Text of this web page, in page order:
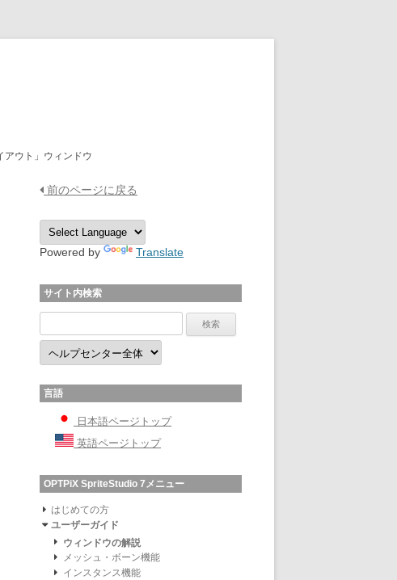
アウト」ウィンドウ
前のページに戻る
Powered by Translate
サイト内検索
言語
日本語ページトップ
英語ページトップ
OPTPiX SpriteStudio 7メニュー
はじめての方
ユーザーガイド
ウィンドウの解説
メッシュ・ボーン機能
インスタンス機能